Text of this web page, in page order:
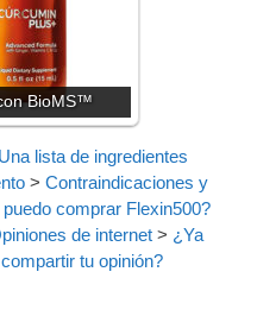
BioMS™
Una lista de ingredientes
> Contraindicaciones y
comprar Flexin500?
de internet > ¿Ya
tu opinión?